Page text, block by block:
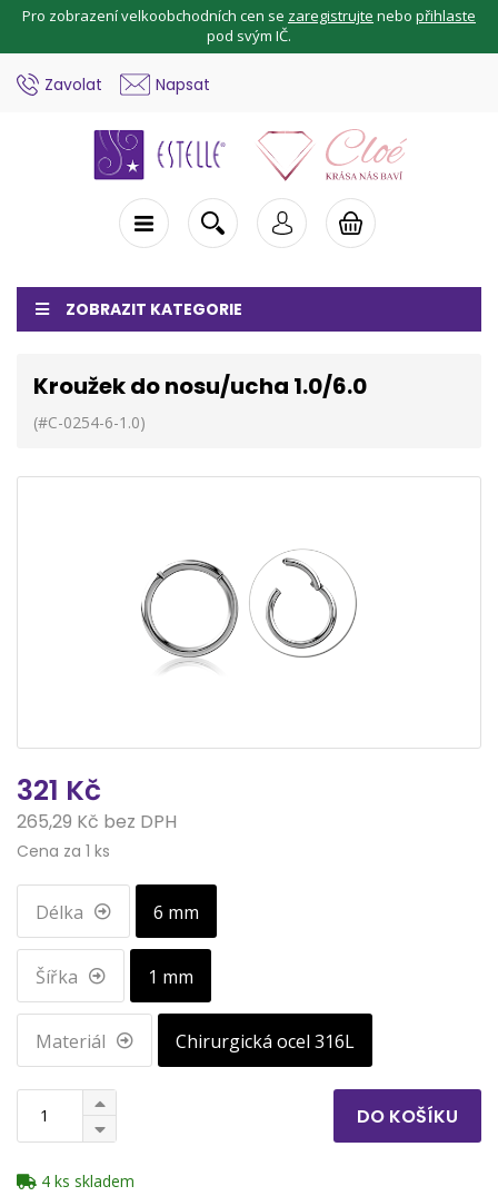
Pro zobrazení velkoobchodních cen se zaregistrujte nebo přihlaste
pod svým IČ.
Zavolat Napsat
ZOBRAZIT KATEGORIE
Kroužek do nosu/ucha 1.0/6.0
(#C-0254-6-1.0)
321 Kč
265,29 Kč bez DPH
Cena za 1 ks
Délka 6 mm
Šířka 1 mm
Materiál Chirurgická ocel 316L
DO KOŠÍKU
4 ks skladem